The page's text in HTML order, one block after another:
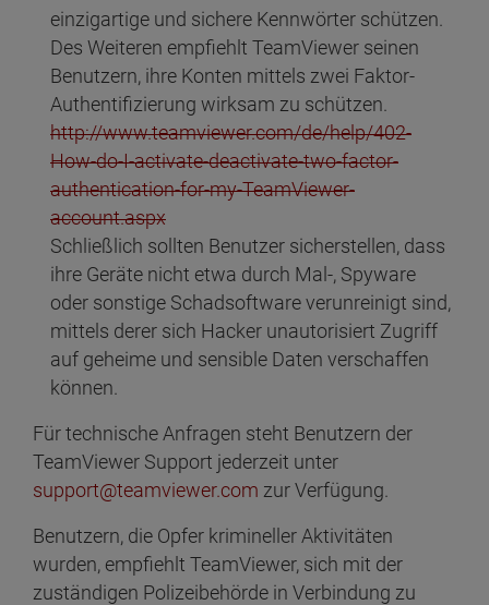
einzigartige und sichere Kennwörter schützen.
Des Weiteren empfiehlt TeamViewer seinen
Benutzern, ihre Konten mittels zwei Faktor-
Authentifizierung wirksam zu schützen.
http://www.teamviewer.com/de/help/402-
How-do-I-activate-deactivate-two-factor-
authentication-for-my-TeamViewer-
account.aspx
Schließlich sollten Benutzer sicherstellen, dass
ihre Geräte nicht etwa durch Mal-, Spyware
oder sonstige Schadsoftware verunreinigt sind,
mittels derer sich Hacker unautorisiert Zugriff
auf geheime und sensible Daten verschaffen
können.
Für technische Anfragen steht Benutzern der
TeamViewer Support jederzeit unter
support@teamviewer.com zur Verfügung.
Benutzern, die Opfer krimineller Aktivitäten
wurden, empfiehlt TeamViewer, sich mit der
zuständigen Polizeibehörde in Verbindung zu